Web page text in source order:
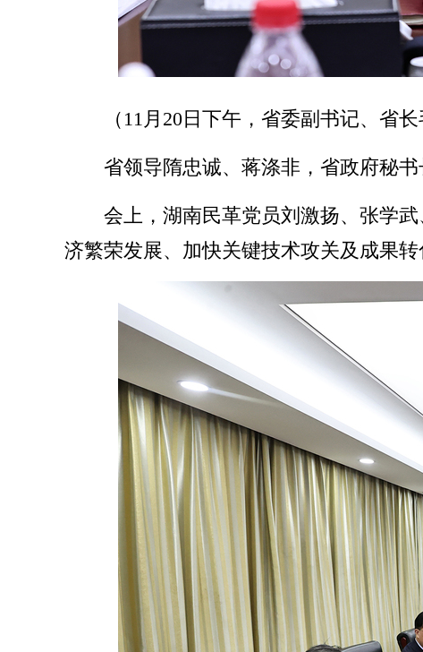
（11月20日下午，省委副书记、省
省领导隋忠诚、蒋涤非，省政府秘书
会上，湖南民革党员刘激扬、张学
济繁荣发展、加快关键技术攻关及成果